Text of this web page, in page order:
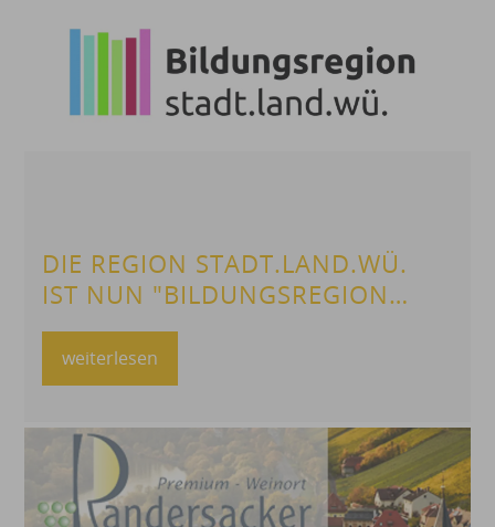
EINES OPTIMALEN BESTANDES
DIE REGION STADT.LAND.WÜ.
IST NUN "BILDUNGSREGION
IN BAYERN" UND "DIGITALE
BILDUNGSREGION"
weiterlesen